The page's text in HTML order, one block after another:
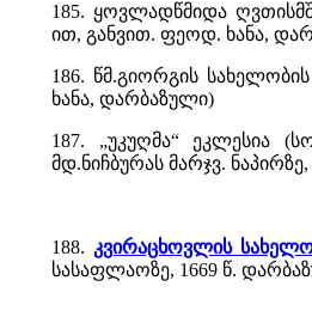
185. ყოვლადწმიდა
ით, განვით. ფეოდ. ხანა,
186. წმ.გიორგის
ხანა, დარბაზული)
187. „უკუღმა“ ეკლესია
მდ.ნიჩბურას მარჯვ.
188. კვირაცხოვლის
სასაფლაოზე, 1669 წ.